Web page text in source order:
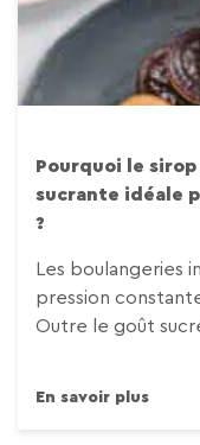
Pourquoi le
sucrante idéale
?
Les boulangeries
pression
Outre le goût
En savoir plus